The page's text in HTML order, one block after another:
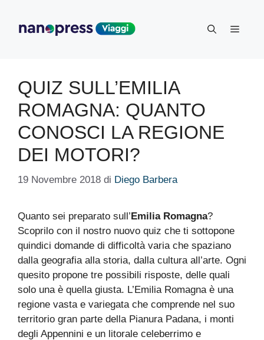
contenuto
Menu
QUIZ SULL’EMILIA
ROMAGNA: QUANTO
CONOSCI LA REGIONE
DEI MOTORI?
19 Novembre 2018 di Diego Barbera
Quanto sei preparato sull’Emilia Romagna?
Scoprilo con il nostro nuovo quiz che ti sottopone
quindici domande di difficoltà varia che spaziano
dalla geografia alla storia, dalla cultura all’arte. Ogni
quesito propone tre possibili risposte, delle quali
solo una è quella giusta. L’Emilia Romagna è una
regione vasta e variegata che comprende nel suo
territorio gran parte della Pianura Padana, i monti
degli Appennini e un litorale celeberrimo e